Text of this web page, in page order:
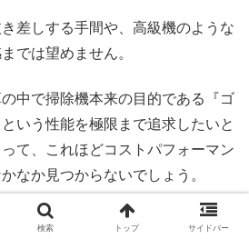
差しする手間や、高級機のような
では望めません。
中で掃除機本来の目的である『ゴ
いう性能を極限まで追求したいと
て、これほどコストパフォーマン
なか見つからないでしょう。
とは異なる、スピードとパワーで
検索 トップ サイドバー